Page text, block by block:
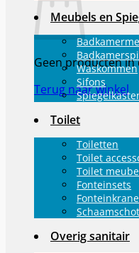
Geen producten in
Terug naar winkel
Meubels en
Waskommen
Sifons
Toilet
Toiletten
Toilet
Toilet
Fonteinsets
Overig sanitair